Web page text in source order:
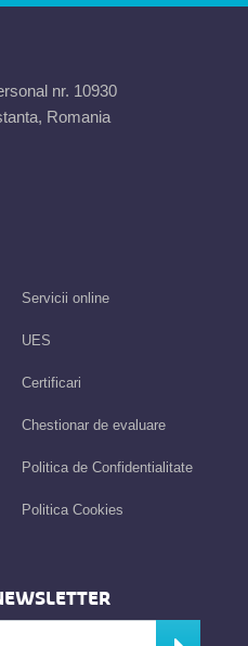
nr. 10930
Romania
Servicii online
UES
Certificari
Chestionar de evaluare
Politica de Confidentialitate
Politica Cookies